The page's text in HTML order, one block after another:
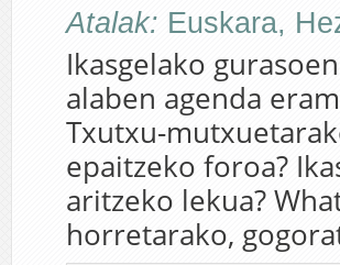
Atalak: Euskara,
Ikasgelako
alaben agenda
Txutxu-
epaitzeko foroa?
aritzeko lekua?
horretarako,